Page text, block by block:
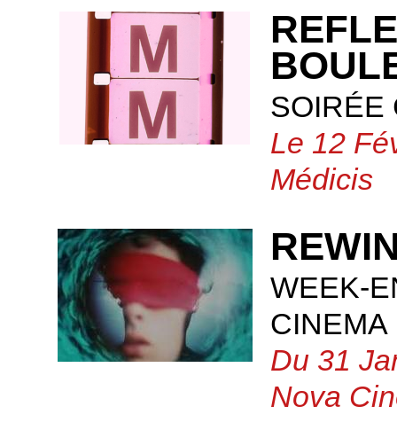
SOIRÉE
Le 12
Médicis
WEEK-
CINEMA
Du 31
Nova